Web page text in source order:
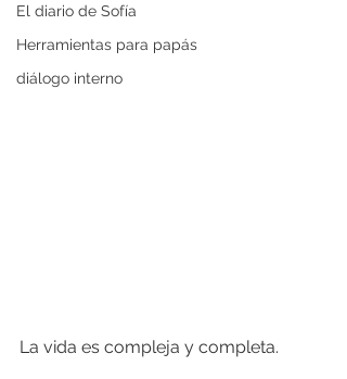
El diario de Sofía
Herramientas para papás
diálogo interno
La vida es compleja y completa.